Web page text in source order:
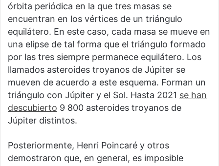
órbita periódica en la que tres masas se
encuentran en los vértices de un triángulo
equilátero. En este caso, cada masa se mueve en
una elipse de tal forma que el triángulo formado
por las tres siempre permanece equilátero. Los
llamados asteroides troyanos de Júpiter se
mueven de acuerdo a este esquema. Forman un
triángulo con Júpiter y el Sol. Hasta 2021 se han
descubierto 9 800 asteroides troyanos de
Júpiter distintos.
Posteriormente, Henri Poincaré y otros
demostraron que, en general, es imposible